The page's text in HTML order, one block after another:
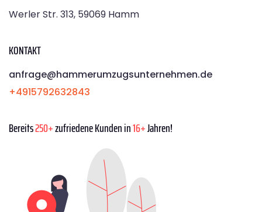
Werler Str. 313, 59069 Hamm
KONTAKT
anfrage@hammerumzugsunternehmen.de
+4915792632843
Bereits250+zufriedene Kunden in16+Jahren!